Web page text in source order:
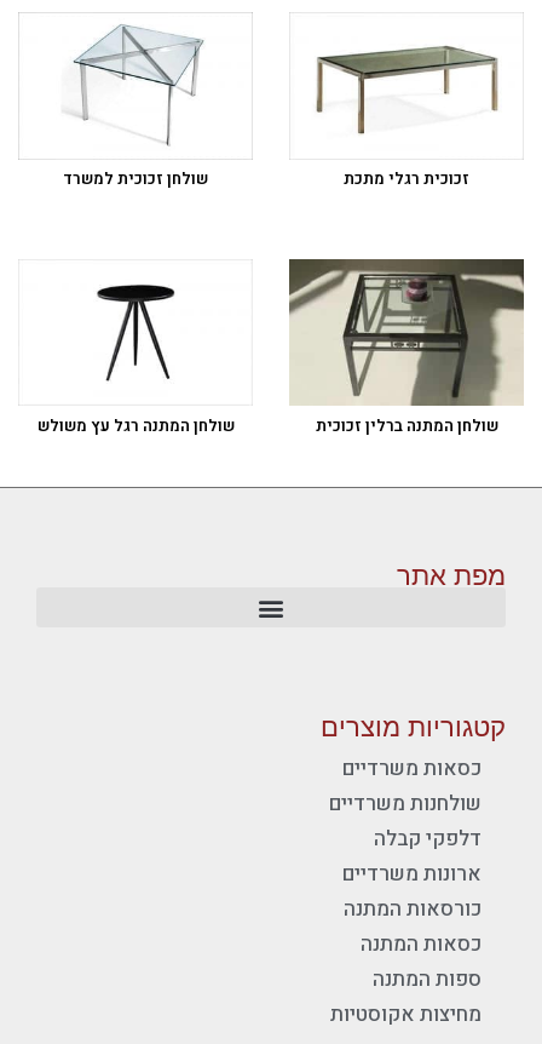
זכוכית רגלי מתכת שולחן זכוכית למשרד
שולחן המתנה ברלין זכוכית שולחן המתנה רגל עץ משולש
מפת אתר
קטגוריות מוצרים
כסאות משרדיים
שולחנות משרדיים
דלפקי קבלה
ארונות משרדיים
כורסאות המתנה
כסאות המתנה
ספות המתנה
מחיצות אקוסטיות